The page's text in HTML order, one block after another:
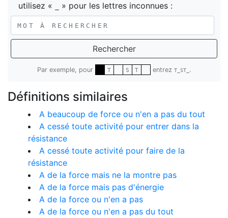
utilisez «
» pour les lettres inconnues :
Rechercher
Par exemple, pour T S T entrez T_ST_ .
Définitions similaires
A beaucoup de force ou n'en a pas du tout
A cessé toute activité pour entrer dans la
résistance
A cessé toute activité pour faire de la
résistance
A de la force mais ne la montre pas
A de la force mais pas d'énergie
A de la force ou n'en a pas
A de la force ou n'en a pas du tout